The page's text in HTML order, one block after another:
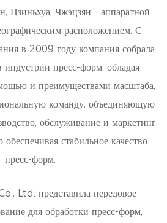
Цзиньхуа, Чжэцзян - аппаратной
расположением. С
в 2009 году компания собрала
пресс-форм, обладая
и преимуществами масштаба,
команду, объединяющую
обслуживание и маркетинг
стабильное качество
пресс-форм.
Ltd. представила передовое
для обработки пресс-форм,